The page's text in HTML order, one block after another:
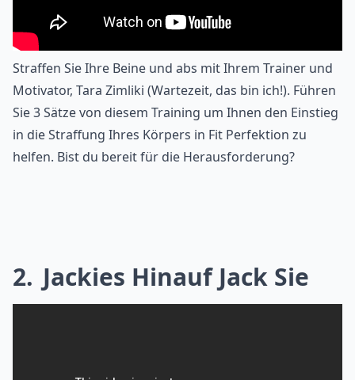
Straffen Sie Ihre Beine und abs mit Ihrem Trainer und
Motivator, Tara Zimliki (Wartezeit, das bin ich!). Führen
Sie 3 Sätze von diesem Training um Ihnen den Einstieg
in die Straffung Ihres Körpers in Fit Perfektion zu
helfen. Bist du bereit für die Herausforderung?
2 Jackies Hinauf Jack Sie